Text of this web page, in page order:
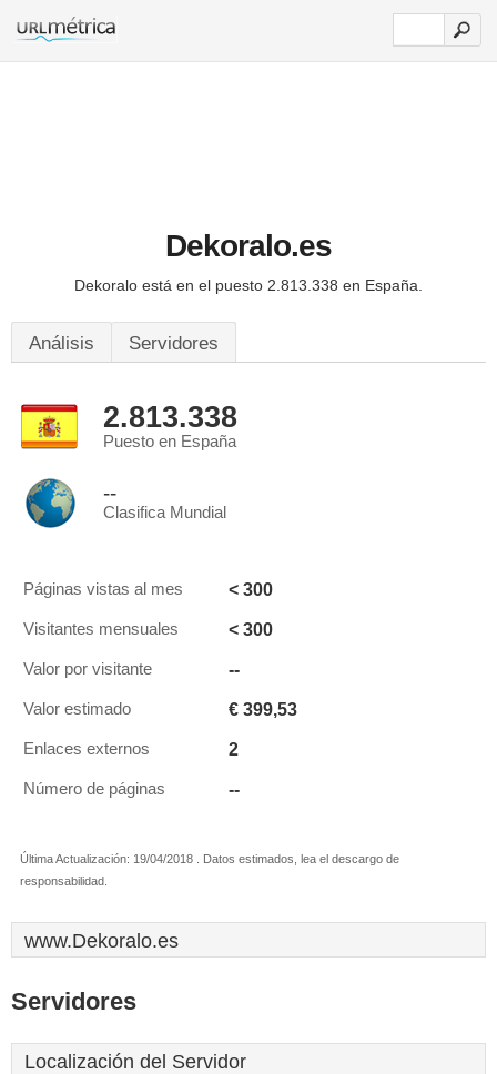
Dekoralo.es
Dekoralo está en el puesto 2.813.338 en España.
Análisis Servidores
2.813.338
Puesto en España
--
Clasifica Mundial
Páginas vistas al mes < 300
Visitantes mensuales < 300
Valor por visitante --
Valor estimado € 399,53
Enlaces externos 2
Número de páginas --
Última Actualización: 19/04/2018 . Datos estimados, lea el descargo de
responsabilidad.
www.Dekoralo.es
Servidores
Localización del Servidor